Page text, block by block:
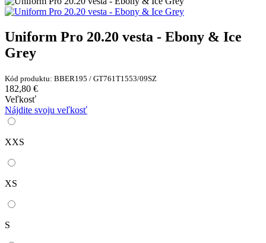
Uniform Pro 20.20 vesta - Ebony & Ice
Grey
Kód produktu: BBER195 / GT761T1553/09SZ
182,80 €
Veľkosť
Nájdite svoju veľkosť
XXS
XS
S